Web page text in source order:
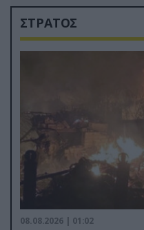
ΣΤΡΑΤΟΣ
08.08.2026 | 01:02